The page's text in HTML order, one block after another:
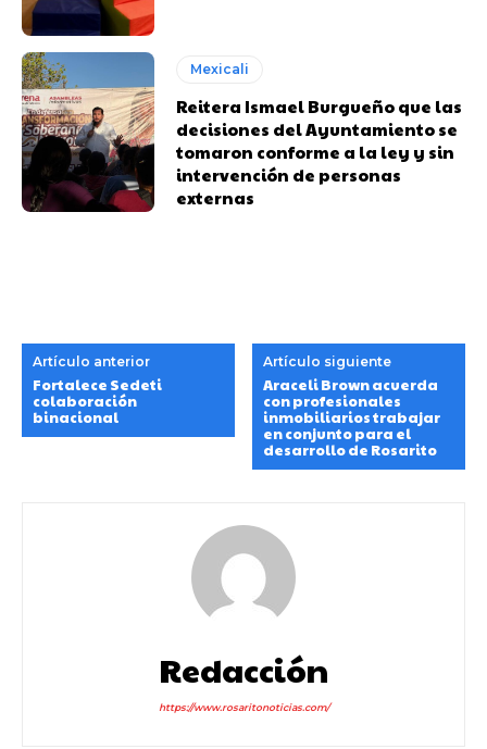
Mexicali
Reitera Ismael Burgueño que las
decisiones del Ayuntamiento se
tomaron conforme a la ley y sin
intervención de personas
externas
Artículo anterior
Fortalece Sedeti
colaboración
binacional
Artículo siguiente
Araceli Brown acuerda
con profesionales
inmobiliarios trabajar
en conjunto para el
desarrollo de Rosarito
Redacción
https://www.rosaritonoticias.com/